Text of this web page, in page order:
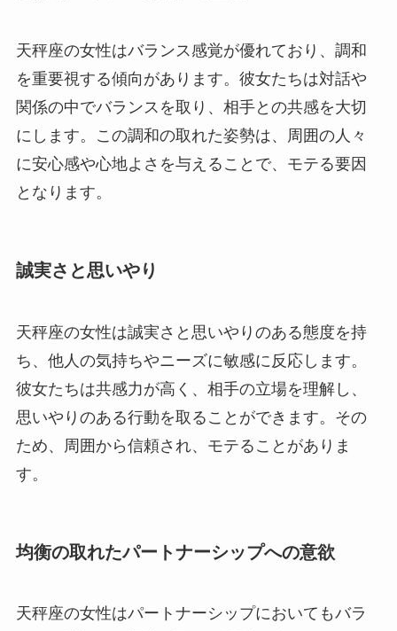
天秤座の女性はバランス感覚が優れており、調和
を重要視する傾向があります。彼女たちは対話や
関係の中でバランスを取り、相手との共感を大切
にします。この調和の取れた姿勢は、周囲の人々
に安心感や心地よさを与えることで、モテる要因
となります。
誠実さと思いやり
天秤座の女性は誠実さと思いやりのある態度を持
ち、他人の気持ちやニーズに敏感に反応します。
彼女たちは共感力が高く、相手の立場を理解し、
思いやりのある行動を取ることができます。その
ため、周囲から信頼され、モテることがありま
す。
均衡の取れたパートナーシップへの意欲
天秤座の女性はパートナーシップにおいてもバラ